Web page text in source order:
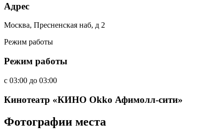
Адрес
Москва, Пресненская наб, д 2
Режим работы
Режим работы
c 03:00 до 03:00
Кинотеатр «КИНО Okko Афимолл-сити»
Фотографии места